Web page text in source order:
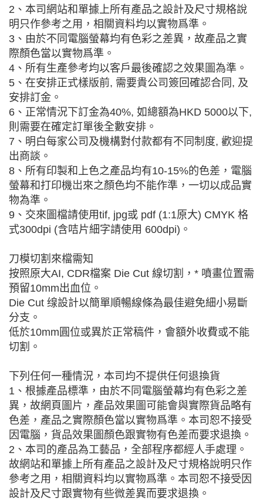
2、本司網站和單據上所有產品之設計及尺寸規格說
明只作參考之用，相關資料均以實物爲準。
3、由於不同電腦螢幕均有色彩之差異，故產品之實
際顏色當以實物爲準。
4、所有生產參考均以客戶最後確認之效果圖為準。
5、在安排正式樣版前, 需要貴公司簽回確認合同, 及
安排訂金。
6、正常情況下訂金為40%, 如總額為HKD 5000以下,
則需要在確定訂單後全數安排。
7、明白每家公司及機構對付款都有不同制度, 歡迎提
出商談。
8、所有印製和上色之產品均有10-15%的色差，電腦
螢幕和打印機岀來之顏色均不能作準，一切以成品實
物為準。
9、交來圖檔請使用tif, jpg或 pdf (1:1原大) CMYK 格
式300dpi (含咭片細字請使用 600dpi)。
刀模切割來檔需知
按照原大AI, CDR檔案 Die Cut 線切割，* 噴畫位置需
預留10mm出血位。
Die Cut 缐設計以簡單順暢線條為最佳避免細小易斷
分支。
低於10mm圓位或異於正常稿件，會額外收費或不能
切割。
下列任何一種情況，本司均不提供任何退換貨
1、根據產品標準，由於不同電腦螢幕均有色彩之差
異，故網頁圖片，產品效果圖可能會與實際貨品略有
色差，產品之實際顏色當以實物爲準。本司恕不接受
因電腦，貨品效果圖顏色跟實物有色差而要求退換。
2、本司的產品為工藝品，全部程序都經人手處理。
故網站和單據上所有產品之設計及尺寸規格說明只作
參考之用，相關資料均以實物爲準。本司恕不接受因
設計及尺寸跟實物有些微差異而要求退換。